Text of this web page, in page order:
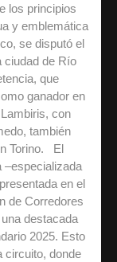
los principios
y emblemática
se disputó el
ciudad de Río
que
ganador en
con
también
Torino. El
–especializada
en el
de Corredores
destacada
2025. Esto
circuito, donde